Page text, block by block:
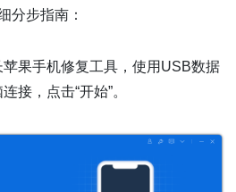
分步指南：
果手机修复工具，使用USB数据
接，点击“开始”。